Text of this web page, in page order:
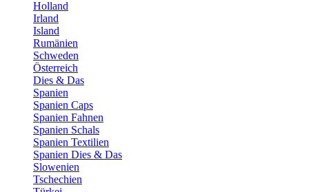
Holland
Irland
Island
Rumänien
Schweden
Österreich
Dies & Das
Spanien
Spanien Caps
Spanien Fahnen
Spanien Schals
Spanien Textilien
Spanien Dies & Das
Slowenien
Tschechien